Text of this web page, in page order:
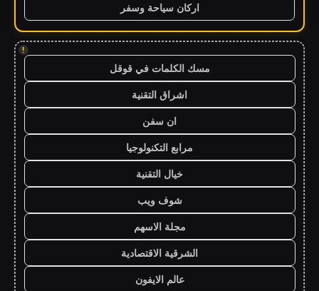
اركان سياحة وسفر
!
مسك الكلمات في قوقل
اشراق التقنية
ان سفن
مرابع التكنولوجيا
خيال التقنية
شوف ويب
مجلة الاسهم
الشرقية الاقتصادية
عالم الايفون